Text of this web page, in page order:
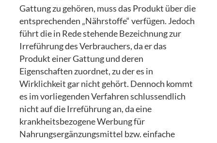
Gattung zu gehören, muss das Produkt über die
entsprechenden „Nährstoffe“ verfügen. Jedoch
führt die in Rede stehende Bezeichnung zur
Irreführung des Verbrauchers, da er das
Produkt einer Gattung und deren
Eigenschaften zuordnet, zu der es in
Wirklichkeit gar nicht gehört. Dennoch kommt
es im vorliegenden Verfahren schlussendlich
nicht auf die Irreführung an, da eine
krankheitsbezogene Werbung für
Nahrungsergänzungsmittel bzw. einfache